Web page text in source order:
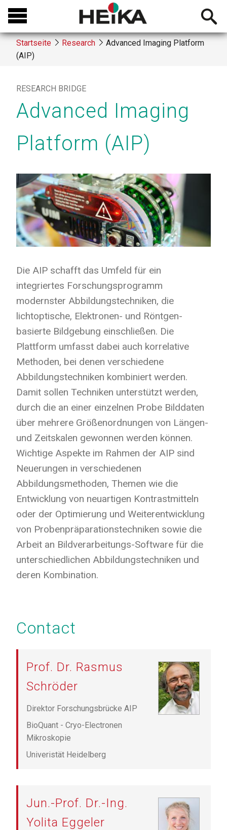
Direkt
zum
Inhalt
Open
Startseite Research
Advanced Imaging Platform
(AIP)
RESEARCH BRIDGE
Advanced Imaging
Platform (AIP)
Die AIP schafft das Umfeld für ein
integriertes Forschungsprogramm
modernster Abbildungstechniken, die
lichtoptische, Elektronen- und Röntgen-
basierte Bildgebung einschließen. Die
Plattform umfasst dabei auch korrelative
Methoden, bei denen verschiedene
Abbildungstechniken kombiniert werden.
Damit sollen Techniken unterstützt werden,
durch die an einer einzelnen Probe Bilddaten
über mehrere Größenordnungen von Längen-
und Zeitskalen gewonnen werden können.
Wichtige Aspekte im Rahmen der AIP sind
Neuerungen in verschiedenen
Abbildungsmethoden, Themen wie die
Entwicklung von neuartigen Kontrastmitteln
oder der Optimierung und Weiterentwicklung
von Probenpräparationstechniken sowie die
Arbeit an Bildverarbeitungs-Software für die
unterschiedlichen Abbildungstechniken und
deren Kombination.
Contact
Prof. Dr. Rasmus
Schröder
Direktor Forschungsbrücke AIP
BioQuant - Cryo-Electronen
Mikroskopie
Univeristät Heidelberg
Jun.-Prof. Dr.-Ing.
Yolita Eggeler